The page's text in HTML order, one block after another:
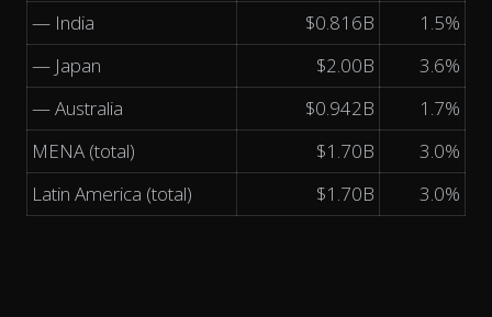
— India
$0.816B
1.5%
— Japan
$2.00B
3.6%
— Australia
$0.942B
1.7%
MENA (total)
$1.70B
3.0%
Latin America (total)
$1.70B 3.0%